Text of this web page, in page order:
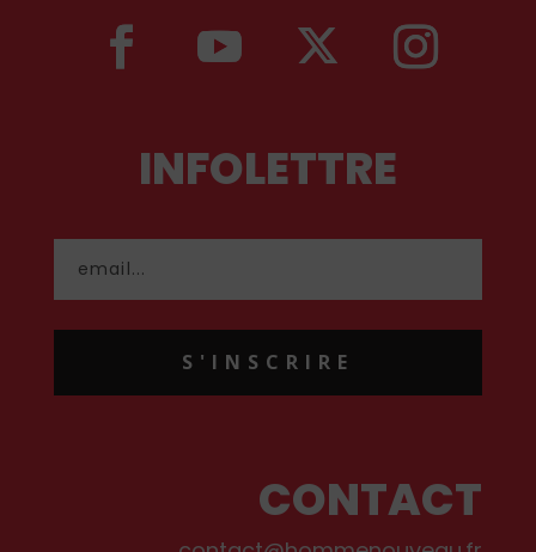
INFOLETTRE
S'INSCRIRE
CONTACT